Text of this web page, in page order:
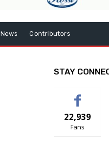
News Contributors
STAY
22,939
Fans